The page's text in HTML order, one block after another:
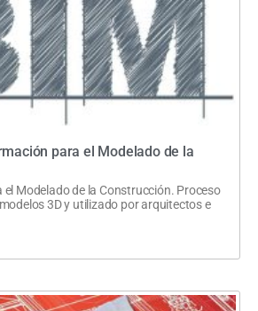
para el Modelado de la
Modelado de la Construcción. Proceso
3D y utilizado por arquitectos e